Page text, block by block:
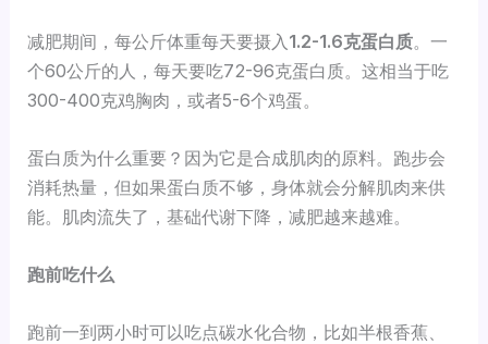
减肥期间，每公斤体重每天要摄入 1.2-1.6克蛋白质。一
个60公斤的人，每天要吃72-96克蛋白质。这相当于吃
300-400克鸡胸肉，或者5-6个鸡蛋。
蛋白质为什么重要？因为它是合成肌肉的原料。跑步会
消耗热量，但如果蛋白质不够，身体就会分解肌肉来供
能。肌肉流失了，基础代谢下降，减肥越来越难。
跑前吃什么
跑前一到两小时可以吃点碳水化合物，比如半根香蕉、